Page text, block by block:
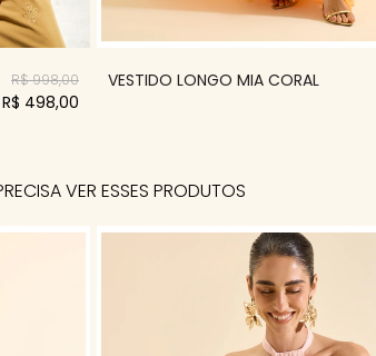
R$ 998,00
R$ 498,00
VESTIDO LONGO MIA CORAL
VER ESSES PRODUTOS